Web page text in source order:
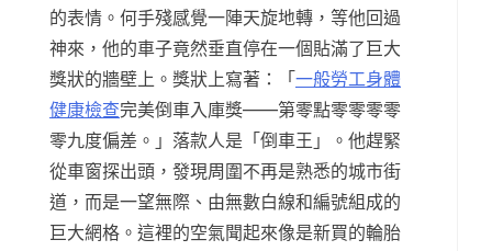
的表情。何手殘感覺一陣天旋地轉，等他回過
神來，他的車子竟然垂直停在一個貼滿了巨大
獎狀的牆壁上。獎狀上寫著：「 一般勞工身體
健康檢查完美倒車入庫獎——第零點零零零零
零九度偏差。」落款人是「倒車王」。他趕緊
從車窗探出頭，發現周圍不再是熟悉的城市街
道，而是一望無際、由無數白線和編號組成的
巨大網格。這裡的空氣聞起來像是新買的輪胎